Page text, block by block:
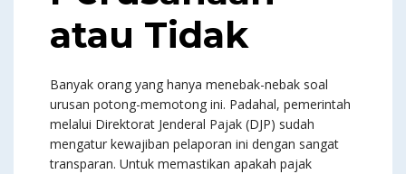
atau Tidak
Banyak orang yang hanya menebak-nebak soal
urusan potong-memotong ini. Padahal, pemerintah
melalui Direktorat Jenderal Pajak (DJP) sudah
mengatur kewajiban pelaporan ini dengan sangat
transparan. Untuk memastikan apakah pajak